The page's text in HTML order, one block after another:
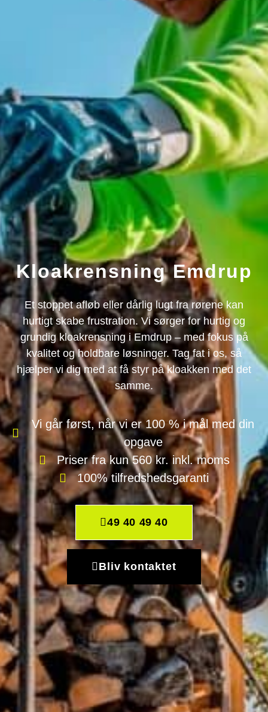
Kloakrensning Emdrup
Et stoppet afløb eller dårlig lugt fra rørene kan
hurtigt skabe frustration. Vi sørger for hurtig og
grundig kloakrensning i Emdrup – med fokus på
kvalitet og holdbare løsninger. Tag fat i os, så
hjælper vi dig med at få styr på kloakken med det
samme.
Vi går først, når vi er 100 % i mål med din
opgave
Priser fra kun 560 kr. inkl. moms
100% tilfredshedsgaranti
49 40 49 40
Bliv kontaktet